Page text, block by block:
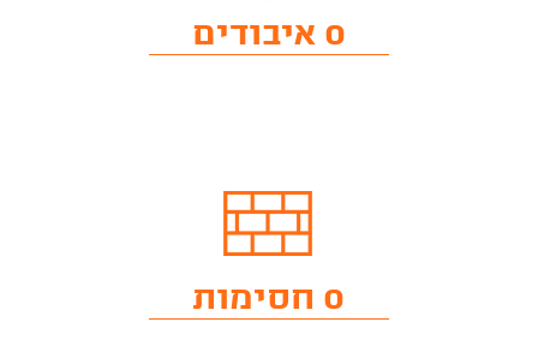
0 איבודים
0 חסימות